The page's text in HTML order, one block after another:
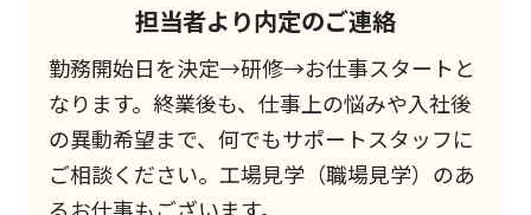
担当者より内定のご連絡
勤務開始日を決定→研修→お仕事スタートと
なります。終業後も、仕事上の悩みや入社後
の異動希望まで、何でもサポートスタッフに
ご相談ください。工場見学（職場見学）のあ